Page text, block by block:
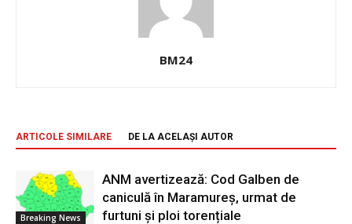
BM24
ARTICOLE SIMILARE DE LA ACELAȘI AUTOR
Breaking News
ANM avertizează: Cod Galben de
caniculă în Maramureș, urmat de
furtuni și ploi torențiale